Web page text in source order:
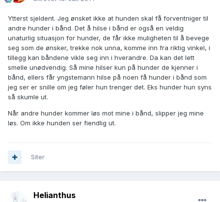
Ytterst sjeldent. Jeg ønsket ikke at hunden skal få forventniger til
andre hunder i bånd. Det å hilse i bånd er også en veldig
unaturlig situasjon for hunder, de får ikke muligheten til å bevege
seg som de ønsker, trekke nok unna, komme inn fra riktig vinkel, i
tillegg kan båndene vikle seg inn i hverandre. Da kan det lett
smelle unødvendig. Så mine hilser kun på hunder de kjenner i
bånd, ellers får yngstemann hilse på noen få hunder i bånd som
jeg ser er snille om jeg føler hun trenger det. Eks hunder hun syns
så skumle ut.
Når andre hunder kommer løs mot mine i bånd, slipper jeg mine
løs. Om ikke hunden ser fiendlig ut.
Siter
Helianthus